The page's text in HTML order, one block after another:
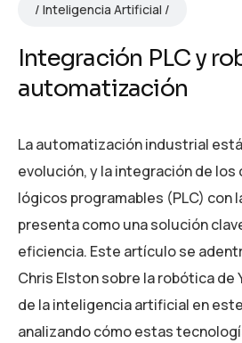
Inteligencia Artificial
Integración PLC y
automatización
La automatización industrial
evolución, y la integración de
lógicos programables (PLC) con
presenta como una solución
eficiencia. Este artículo se
Chris Elston sobre la robótica de
de la inteligencia artificial en
analizando cómo estas